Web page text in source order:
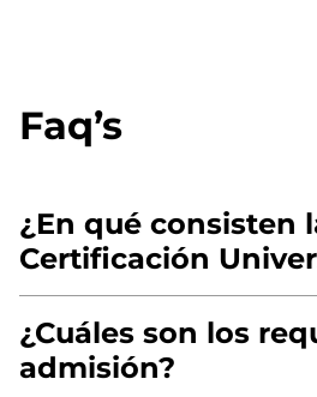
Faq’s
¿En qué consisten
Certificación
¿Cuáles son los
admisión?